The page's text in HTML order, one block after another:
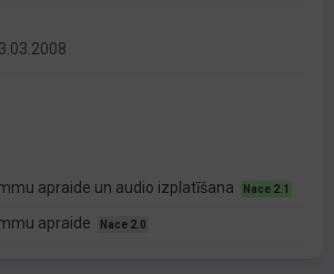
apraide un audio izplatīšana Nace 2.1
apraide Nace 2.0